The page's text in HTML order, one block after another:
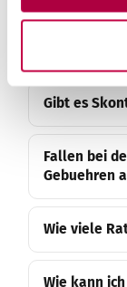
Gibt es
Fallen bei
Gebuehren
Wie viele
Wie kann